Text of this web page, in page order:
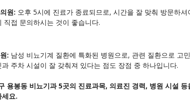
원: 오후 5시에 진료가 종료되므로, 시간을 잘 맞춰 방문하
직접 문의하시는 것이 좋습니다.
: 남성 비뇨기계 질환에 특화된 병원으로, 관련 질환으로 고
주차 시설이 잘 갖춰져 있다는 점도 장점 중 하나입니다.
용봉동 비뇨기과 5곳의 진료과목, 의료진 경력, 병원 시설
세요.